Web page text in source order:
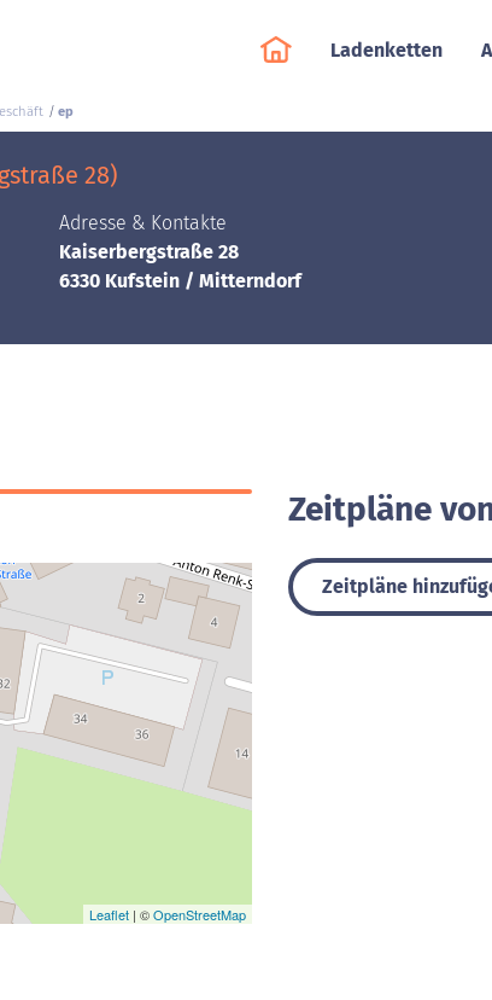
Ladenketten
ep
28)
Adresse & Kontakte
Kaiserbergstraße 28
6330 Kufstein / Mitterndorf
Leaflet | ©OpenStreetMap
Zeitpläne
Zeitpläne